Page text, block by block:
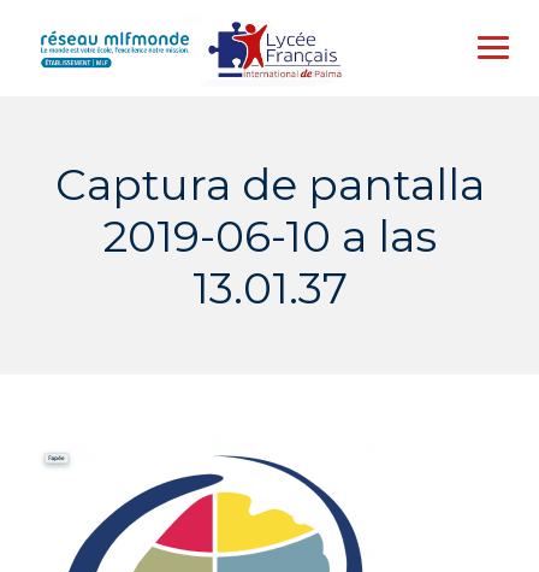
content
Captura de pantalla
2019-06-10 a las
13.01.37